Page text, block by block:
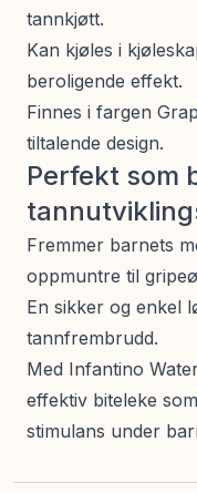
tannkjøtt.
Kan kjøles i
beroligende effekt.
Finnes i fargen
tiltalende design.
Perfekt som
Fremmer barnets
oppmuntre til
En sikker og enkel
tannfrembrudd.
Med Infantino
effektiv biteleke
stimulans under